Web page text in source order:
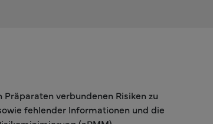
verbundenen Risiken zu
fehlender Informationen und die